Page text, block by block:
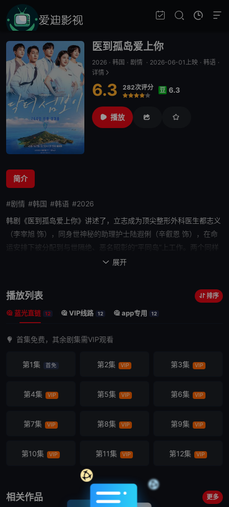
医到孤岛爱上你
2026 · 韩国 · 剧情 · 2026-06-01上映 · 韩语 ·
详情
6.3 282次评分
很差
较差
还行推荐力荐
豆 6.3
播放
简介
#剧情 #韩国 #韩语 #2026
韩剧《医到孤岛爱上你》讲述了，立志成为顶尖整形外科医生都志义
（李宰旭 饰），同身世神秘的助理护士陆遐俐（辛叡恩 饰），在命
运安排下被分配到与世隔绝、恶名昭彰的“平同岛”上工作。两个同样
受伤的灵魂，在艰难环境中共同成长，展开彼此疗愈的浪漫故事。该
 展开
播放列表 排序
蓝光直链 12 VIP线路 12 app专用 12
首集免费，其余剧集需VIP观看
第1集 首免 第2集 VIP 第3集 VIP
第4集 VIP 第5集 VIP 第6集 VIP
第7集 VIP 第8集 VIP 第9集 VIP
第10集 VIP 第11集 VIP 第12集 VIP
相关作品 更多